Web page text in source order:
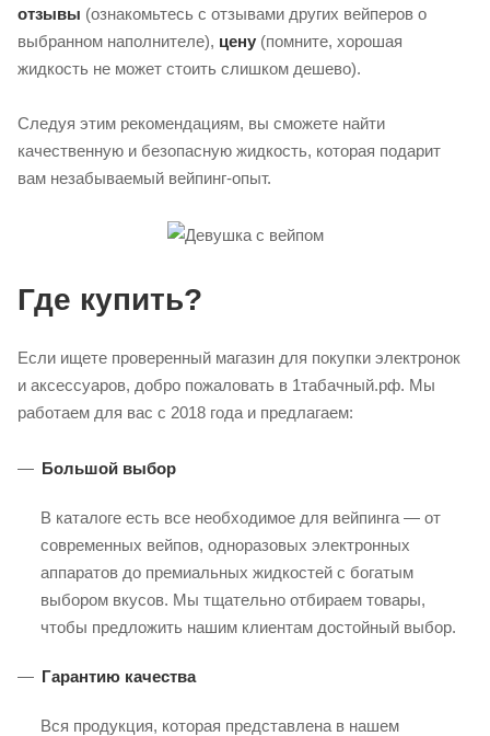
отзывы (ознакомьтесь с отзывами других вейперов о
выбранном наполнителе), цену (помните, хорошая
жидкость не может стоить слишком дешево).
Следуя этим рекомендациям, вы сможете найти
качественную и безопасную жидкость, которая подарит
вам незабываемый вейпинг-опыт.
Где купить?
Если ищете проверенный магазин для покупки электронок
и аксессуаров, добро пожаловать в 1табачный.рф. Мы
работаем для вас с 2018 года и предлагаем:
Большой выбор
В каталоге есть все необходимое для вейпинга — от
современных вейпов, одноразовых электронных
аппаратов до премиальных жидкостей с богатым
выбором вкусов. Мы тщательно отбираем товары,
чтобы предложить нашим клиентам достойный выбор.
Гарантию качества
Вся продукция, которая представлена в нашем